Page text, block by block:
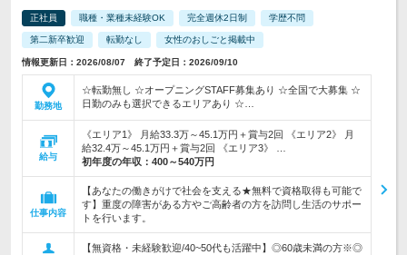
正社員 職種・業種未経験OK 完全週休2日制 学歴不問
第二新卒歓迎 転勤なし 女性のおしごと掲載中
情報更新日：2026/08/07 終了予定日：2026/09/10
勤務地
☆転勤無し ☆オープニングSTAFF募集あり ☆全国で大募集 ☆
日勤のみも選択できるエリアあり ☆…
給与
《エリア1》 月給33.3万～45.1万円＋賞与2回 《エリア2》 月
給32.4万～45.1万円＋賞与2回 《エリア3》 …
初年度の年収： 400～540万円
仕事内容
【あなたの働きがけで社会を支える★無料で資格取得も可能で
す】重度の障害がある方やご高齢者の方を訪問し生活のサポー
トを行います。
【無資格・未経験歓迎/40~50代も活躍中】◎60歳未満の方※◎